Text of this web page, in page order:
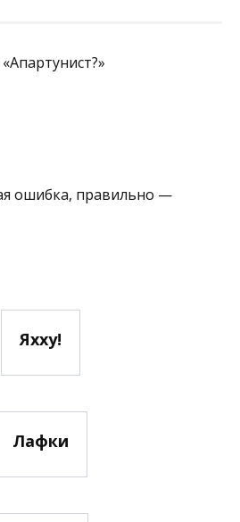
ошибка, правильно —
Яхху!
Лафки